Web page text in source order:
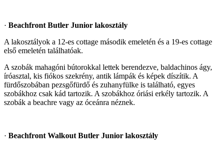
· Beachfront Butler Junior lakosztály
A lakosztályok a 12-es cottage második emeletén és a 19-es cottage
első emeletén találhatóak.
A szobák mahagóni bútorokkal lettek berendezve, baldachinos ágy,
íróasztal, kis fiókos szekrény, antik lámpák és képek díszítik. A
fürdőszobában pezsgőfürdő és zuhanyfülke is található, egyes
szobákhoz csak kád tartozik. A szobákhoz óriási erkély tartozik. A
szobák a beachre vagy az óceánra néznek.
· Beachfront Walkout Butler Junior lakosztály